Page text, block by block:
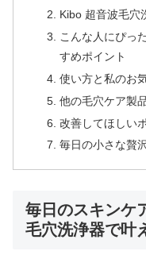
Kibo 超音波毛穴
こんな人にぴっ
すめポイント
使い方と私のお
他の毛穴ケア製
改善してほしい
毎日の小さな贅
毎日のスキンケ
毛穴洗浄器で叶